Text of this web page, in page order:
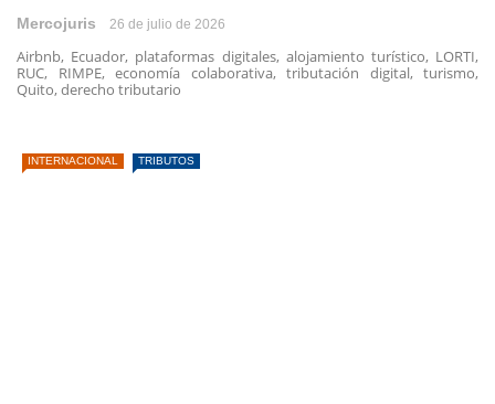
Mercojuris 26 de julio de 2026
Airbnb, Ecuador, plataformas digitales, alojamiento turístico, LORTI,
RUC, RIMPE, economía colaborativa, tributación digital, turismo,
Quito, derecho tributario
INTERNACIONAL TRIBUTOS